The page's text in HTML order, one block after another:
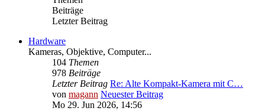
Beiträge
Letzter Beitrag
Hardware
Kameras, Objektive, Computer...
104 Themen
978 Beiträge
Letzter Beitrag Re: Alte Kompakt-Kamera mit C…
von magann Neuester Beitrag
Mo 29. Jun 2026, 14:56